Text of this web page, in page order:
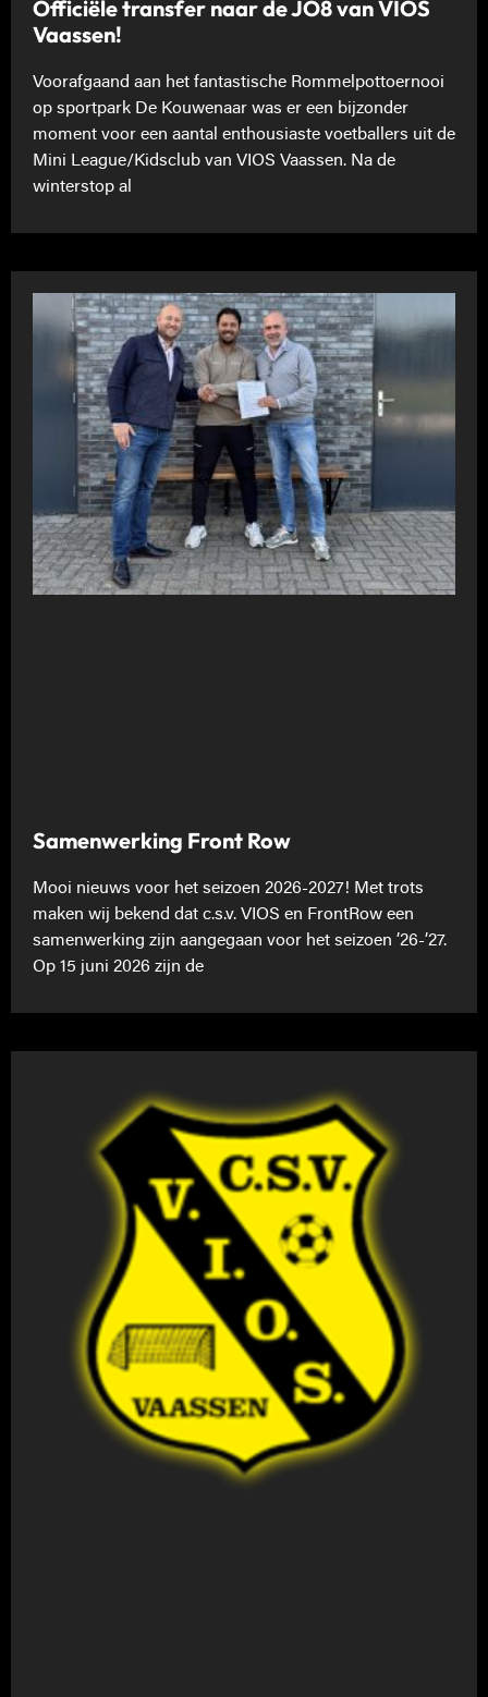
Officiële transfer naar de JO8 van VIOS
Vaassen!
Voorafgaand aan het fantastische Rommelpottoernooi
op sportpark De Kouwenaar was er een bijzonder
moment voor een aantal enthousiaste voetballers uit de
Mini League/Kidsclub van VIOS Vaassen. Na de
winterstop al
Samenwerking Front Row
Mooi nieuws voor het seizoen 2026-2027! Met trots
maken wij bekend dat c.s.v. VIOS en FrontRow een
samenwerking zijn aangegaan voor het seizoen ’26-’27.
Op 15 juni 2026 zijn de